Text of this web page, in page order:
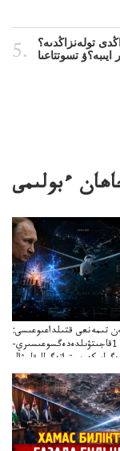
تولەنزاڭدىە؟
ءبولىمى
تىمەنعى قتىلداعىوعىسى:
1قاجىتۋىلدەدەگسوعىسىري-